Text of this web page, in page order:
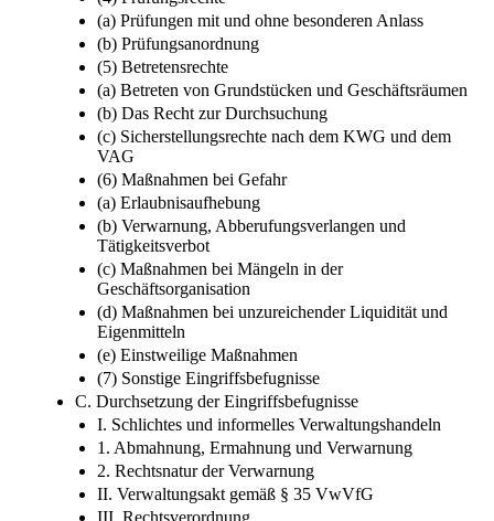
(b) Auskunfts- und Aussageverweigerungsrechte
(4) Prüfungsrechte
(a) Prüfungen mit und ohne besonderen Anlass
(b) Prüfungsanordnung
(5) Betretensrechte
(a) Betreten von Grundstücken und Geschäftsräumen
(b) Das Recht zur Durchsuchung
(c) Sicherstellungsrechte nach dem KWG und dem
VAG
(6) Maßnahmen bei Gefahr
(a) Erlaubnisaufhebung
(b) Verwarnung, Abberufungsverlangen und
Tätigkeitsverbot
(c) Maßnahmen bei Mängeln in der
Geschäftsorganisation
(d) Maßnahmen bei unzureichender Liquidität und
Eigenmitteln
(e) Einstweilige Maßnahmen
(7) Sonstige Eingriffsbefugnisse
C. Durchsetzung der Eingriffsbefugnisse
I. Schlichtes und informelles Verwaltungshandeln
1. Abmahnung, Ermahnung und Verwarnung
2. Rechtsnatur der Verwarnung